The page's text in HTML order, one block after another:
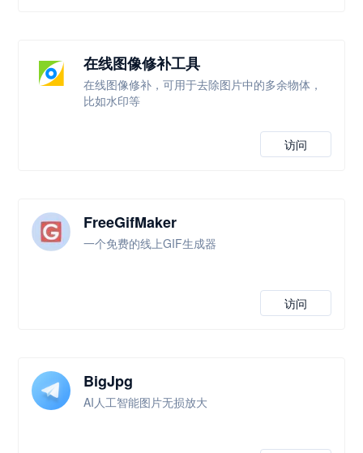
在线图像修补工具
在线图像修补，可用于去除图片中的多余物体，
比如水印等
访问
FreeGifMaker
一个免费的线上GIF生成器
访问
BigJpg
AI人工智能图片无损放大